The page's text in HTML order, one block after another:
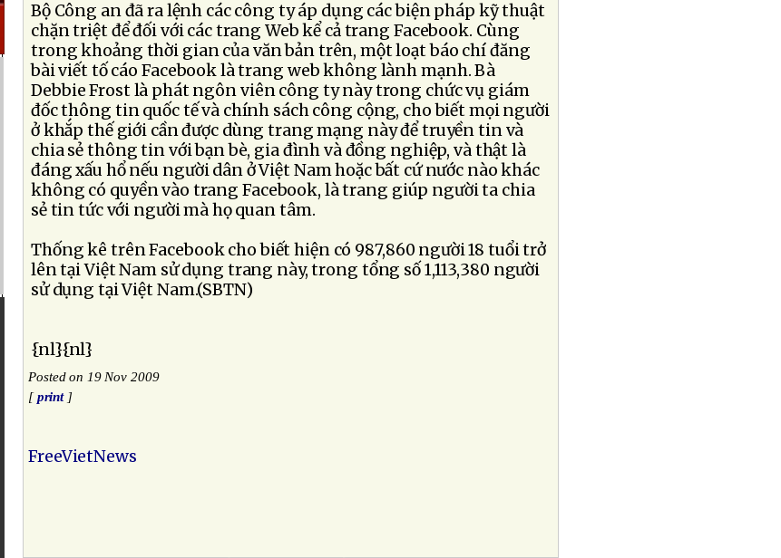
Bộ Công an đã ra lệnh các công ty áp dụng các biện pháp kỹ thuật
chặn triệt để đối với các trang Web kể cả trang Facebook. Cùng
trong khoảng thời gian của văn bản trên, một loạt báo chí đăng
bài viết tố cáo Facebook là trang web không lành mạnh. Bà
Debbie Frost là phát ngôn viên công ty này trong chức vụ giám
đốc thông tin quốc tế và chính sách công cộng, cho biết mọi người
ở khắp thế giới cần được dùng trang mạng này để truyền tin và
chia sẻ thông tin với bạn bè, gia đình và đồng nghiệp, và thật là
đáng xấu hổ nếu người dân ở Việt Nam hoặc bất cứ nước nào khác
không có quyền vào trang Facebook, là trang giúp người ta chia
sẻ tin tức với người mà họ quan tâm.
Thống kê trên Facebook cho biết hiện có 987,860 người 18 tuổi trở
lên tại Việt Nam sử dụng trang này, trong tổng số 1,113,380 người
sử dụng tại Việt Nam.(SBTN)
{nl}{nl}
Posted on 19 Nov 2009
[print]
FreeVietNews